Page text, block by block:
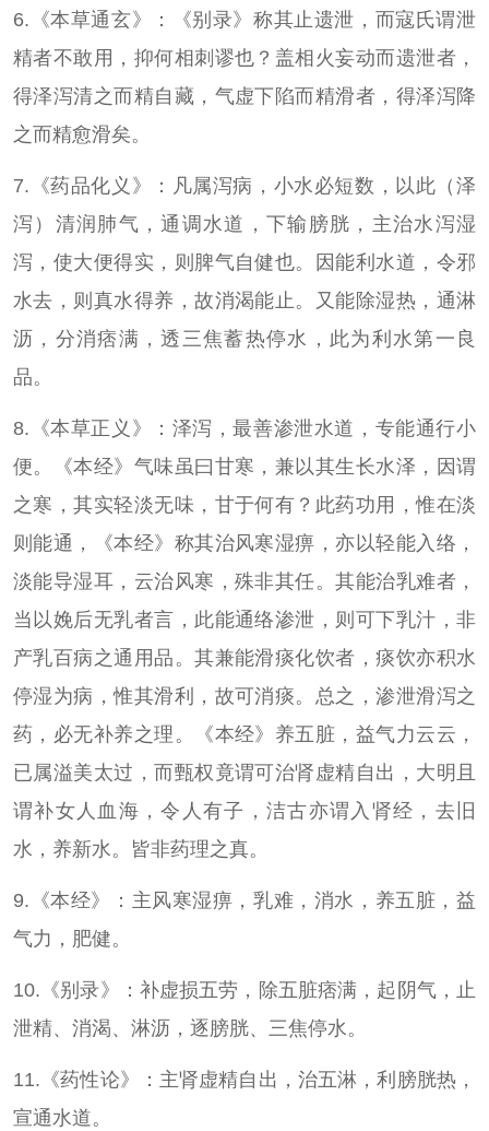
6.《本草通玄》：《别录》称其止遗泄，而寇氏谓泄
精者不敢用，抑何相刺谬也？盖相火妄动而遗泄者，
得泽泻清之而精自藏，气虚下陷而精滑者，得泽泻降
之而精愈滑矣。
7.《药品化义》：凡属泻病，小水必短数，以此（泽
泻）清润肺气，通调水道，下输膀胱，主治水泻湿
泻，使大便得实，则脾气自健也。因能利水道，令邪
水去，则真水得养，故消渴能止。又能除湿热，通淋
沥，分消痞满，透三焦蓄热停水，此为利水第一良
品。
8.《本草正义》：泽泻，最善渗泄水道，专能通行小
便。《本经》气味虽曰甘寒，兼以其生长水泽，因谓
之寒，其实轻淡无味，甘于何有？此药功用，惟在淡
则能通，《本经》称其治风寒湿痹，亦以轻能入络，
淡能导湿耳，云治风寒，殊非其任。其能治乳难者，
当以娩后无乳者言，此能通络渗泄，则可下乳汁，非
产乳百病之通用品。其兼能滑痰化饮者，痰饮亦积水
停湿为病，惟其滑利，故可消痰。总之，渗泄滑泻之
药，必无补养之理。《本经》养五脏，益气力云云，
已属溢美太过，而甄权竟谓可治肾虚精自出，大明且
谓补女人血海，令人有子，洁古亦谓入肾经，去旧
水，养新水。皆非药理之真。
9.《本经》：主风寒湿痹，乳难，消水，养五脏，益
气力，肥健。
10.《别录》：补虚损五劳，除五脏痞满，起阴气，止
泄精、消渴、淋沥，逐膀胱、三焦停水。
11.《药性论》：主肾虚精自出，治五淋，利膀胱热，
宣通水道。